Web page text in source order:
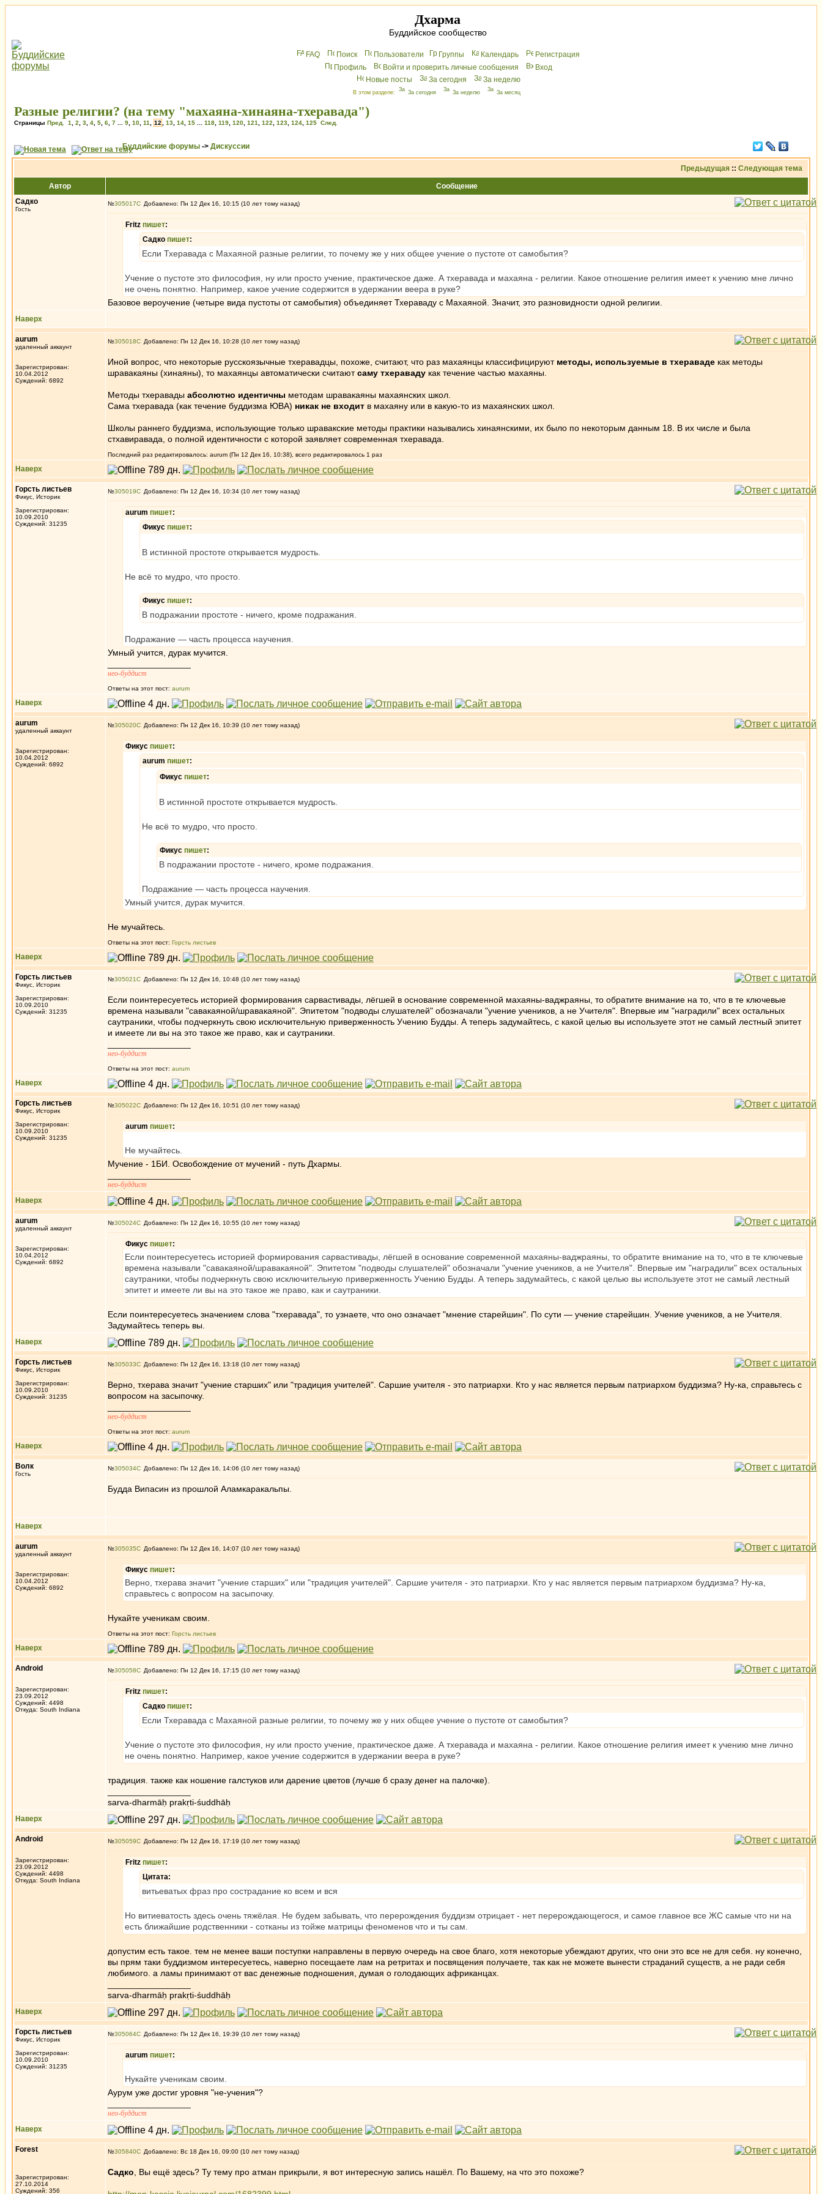
Дхарма
Буддийское сообщество
FAQ Поиск Пользователи Группы Календарь
Peгиcтрaция
Профиль
Войти и проверить личные сообщения
Вхoд
Новые посты
За сегодня За неделю
В этом разделе: За сегодня За неделю За месяц
Разные религии? (на тему "махаяна-хинаяна-тхеравада")
Страницы Пред. 1 2 3 4 5 6 7 9 10 11 12 13 14 15 118 119 120 121 122 123 124 125 След.
Буддийские форумы -> Дискуссии
Предыдущая :: Следующая тема
Автор
Сообщение
Садко
Гость
№305017 Добавлено: Пн 12 Дек 16, 10:15 (10 лет тому назад)
Fritz пишет:
Садко пишет:
Если Тхеравада с Махаяной разные религии, то почему же у них общее учение о пустоте от самобытия?
Учение о пустоте это философия, ну или просто учение, практическое даже. А тхеравада и махаяна - религии. Какое отношение религия имеет к учению мне лично
не очень понятно. Например, какое учение содержится в удержании веера в руке?
Базовое вероучение (четыре вида пустоты от самобытия) объединяет Тхераваду с Махаяной. Значит, это разновидности одной религии.
Наверх
aurum
удаленный аккаунт
Зарегистрирован:
10.04.2012
Суждений: 6892
№305018 Добавлено: Пн 12 Дек 16, 10:28 (10 лет тому назад)
Иной вопрос, что некоторые русскоязычные тхеравадцы, похоже, считают, что раз махаянцы классифицируют методы, используемые в тхераваде как методы
шравакаяны (хинаяны), то махаянцы автоматически считаютсаму тхераваду как течение частью махаяны.
Методы тхеравады абсолютно идентичны методам шравакаяны махаянских школ.
Сама тхеравада (как течение буддизма ЮВА) никак не входит в махаяну или в какую-то из махаянских школ.
Школы раннего буддизма, использующие только шравакские методы практики назывались хинаянскими, их было по некоторым данным 18. В их числе и была
стхавиравада, о полной идентичности с которой заявляет современная тхеравада.
Последний раз редактировалось: aurum (Пн 12 Дек 16, 10:38), всего редактировалось 1 раз
Наверх
Горсть листьев
Фикус, Историк
Зарегистрирован:
10.09.2010
Суждений: 31235
№305019 Добавлено: Пн 12 Дек 16, 10:34 (10 лет тому назад)
aurum пишет:
Фикус пишет:
В истинной простоте открывается мудрость.
Не всё то мудро, что просто.
Фикус пишет:
В подражании простоте - ничего, кроме подражания.
Подражание — часть процесса научения.
Умный учится, дурак мучится.
нео-буддист
Ответы на этот пост: aurum
Наверх
aurum
удаленный аккаунт
Зарегистрирован:
10.04.2012
Суждений: 6892
№305020 Добавлено: Пн 12 Дек 16, 10:39 (10 лет тому назад)
Фикус пишет:
aurum пишет:
Фикус пишет:
В истинной простоте открывается мудрость.
Не всё то мудро, что просто.
Фикус пишет:
В подражании простоте - ничего, кроме подражания.
Подражание — часть процесса научения.
Умный учится, дурак мучится.
Не мучайтесь.
Ответы на этот пост: Горсть листьев
Наверх
Горсть листьев
Фикус, Историк
Зарегистрирован:
10.09.2010
Суждений: 31235
№305021 Добавлено: Пн 12 Дек 16, 10:48 (10 лет тому назад)
Если поинтересуетесь историей формирования сарвастивады, лёгшей в основание современной махаяны-ваджраяны, то обратите внимание на то, что в те ключевые
времена называли "савакаяной/шравакаяной". Эпитетом "подводы слушателей" обозначали "учение учеников, а не Учителя". Впервые им "наградили" всех остальных
саутраники, чтобы подчеркнуть свою исключительную приверженность Учению Будды. А теперь задумайтесь, с какой целью вы используете этот не самый лестный эпитет
и имеете ли вы на это такое же право, как и саутраники.
нео-буддист
Ответы на этот пост: aurum
Наверх
Горсть листьев
Фикус, Историк
Зарегистрирован:
10.09.2010
Суждений: 31235
№305022 Добавлено: Пн 12 Дек 16, 10:51 (10 лет тому назад)
aurum пишет:
Не мучайтесь.
Мучение - 1БИ. Освобождение от мучений - путь Дхармы.
нео-буддист
Наверх
aurum
удаленный аккаунт
Зарегистрирован:
10.04.2012
Суждений: 6892
№305024 Добавлено: Пн 12 Дек 16, 10:55 (10 лет тому назад)
Фикус пишет:
Если поинтересуетесь историей формирования сарвастивады, лёгшей в основание современной махаяны-ваджраяны, то обратите внимание на то, что в те ключевые
времена называли "савакаяной/шравакаяной". Эпитетом "подводы слушателей" обозначали "учение учеников, а не Учителя". Впервые им "наградили" всех остальных
саутраники, чтобы подчеркнуть свою исключительную приверженность Учению Будды. А теперь задумайтесь, с какой целью вы используете этот не самый лестный
эпитет и имеете ли вы на это такое же право, как и саутраники.
Если поинтересуетесь значением слова "тхеравада", то узнаете, что оно означает "мнение старейшин". По сути — учение старейшин. Учение учеников, а не Учителя.
Задумайтесь теперь вы.
Наверх
Горсть листьев
Фикус, Историк
Зарегистрирован:
10.09.2010
Суждений: 31235
№305033 Добавлено: Пн 12 Дек 16, 13:18 (10 лет тому назад)
Верно, тхерава значит "учение старших" или "традиция учителей". Саршие учителя - это патриархи. Кто у нас является первым патриархом буддизма? Ну-ка, справьтесь с
вопросом на засыпочку.
нео-буддист
Ответы на этот пост: aurum
Наверх
Волк
Гость
№305034 Добавлено: Пн 12 Дек 16, 14:06 (10 лет тому назад)
Будда Випасин из прошлой Аламкаракальпы.
Наверх
aurum
удаленный аккаунт
Зарегистрирован:
10.04.2012
Суждений: 6892
№305035 Добавлено: Пн 12 Дек 16, 14:07 (10 лет тому назад)
Фикус пишет:
Верно, тхерава значит "учение старших" или "традиция учителей". Саршие учителя - это патриархи. Кто у нас является первым патриархом буддизма? Ну-ка,
справьтесь с вопросом на засыпочку.
Нукайте ученикам своим.
Ответы на этот пост: Горсть листьев
Наверх
Android
Зарегистрирован:
23.09.2012
Суждений: 4498
Откуда: South Indiana
№305058 Добавлено: Пн 12 Дек 16, 17:15 (10 лет тому назад)
Fritz пишет:
Садко пишет:
Если Тхеравада с Махаяной разные религии, то почему же у них общее учение о пустоте от самобытия?
Учение о пустоте это философия, ну или просто учение, практическое даже. А тхеравада и махаяна - религии. Какое отношение религия имеет к учению мне лично
не очень понятно. Например, какое учение содержится в удержании веера в руке?
традиция. также как ношение галстуков или дарение цветов (лучше б сразу денег на палочке).
sarva-dharmāḥ prakṛti-śuddhāḥ
Наверх
Android
Зарегистрирован:
23.09.2012
Суждений: 4498
Откуда: South Indiana
№305059 Добавлено: Пн 12 Дек 16, 17:19 (10 лет тому назад)
Fritz пишет:
Цитата:
витьеватых фраз про сострадание ко всем и вся
Но витиеватость здесь очень тяжёлая. Не будем забывать, что перерождения буддизм отрицает - нет перерождающегося, и самое главное все ЖС самые что ни на
есть ближайшие родственники - сотканы из тойже матрицы феноменов что и ты сам.
допустим есть такое. тем не менее ваши поступки направлены в первую очередь на свое благо, хотя некоторые убеждают других, что они это все не для себя. ну конечно,
вы прям таки буддизмом интересуетесь, наверно посещаете лам на ретритах и посвящения получаете, так как не можете вынести страданий существ, а не ради себя
любимого. а ламы принимают от вас денежные подношения, думая о голодающих африканцах.
sarva-dharmāḥ prakṛti-śuddhāḥ
Наверх
Горсть листьев
Фикус, Историк
Зарегистрирован:
10.09.2010
Суждений: 31235
№305064 Добавлено: Пн 12 Дек 16, 19:39 (10 лет тому назад)
aurum пишет:
Нукайте ученикам своим.
Аурум уже достиг уровня "не-учения"?
нео-буддист
Наверх
Forest
Зарегистрирован:
27.10.2014
Суждений: 356
№305840 Добавлено: Вс 18 Дек 16, 09:00 (10 лет тому назад)
Садко , Вы ещё здесь? Ту тему про атман прикрыли, я вот интересную запись нашёл. По Вашему, на что это похоже?